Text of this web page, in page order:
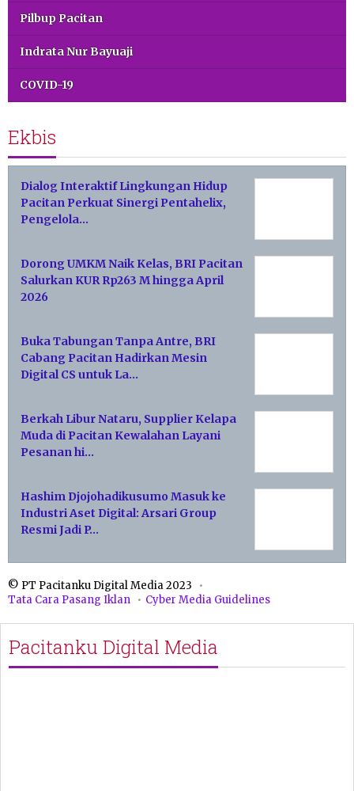
Pilbup Pacitan
Indrata Nur Bayuaji
COVID-19
Ekbis
Dialog Interaktif Lingkungan Hidup
Pacitan Perkuat Sinergi Pentahelix,
Pengelola…
Dorong UMKM Naik Kelas, BRI Pacitan
Salurkan KUR Rp263 M hingga April
2026
Buka Tabungan Tanpa Antre, BRI
Cabang Pacitan Hadirkan Mesin
Digital CS untuk La…
Berkah Libur Nataru, Supplier Kelapa
Muda di Pacitan Kewalahan Layani
Pesanan hi…
Hashim Djojohadikusumo Masuk ke
Industri Aset Digital: Arsari Group
Resmi Jadi P…
© PT Pacitanku Digital Media 2023
Tata Cara Pasang Iklan
Cyber Media Guidelines
Pacitanku Digital Media